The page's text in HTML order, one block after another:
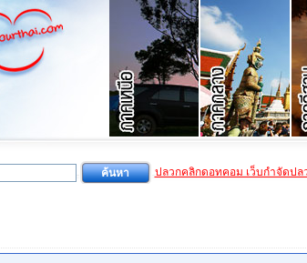
ปลวกคลิกดอทคอม เว็บกำจัดปล